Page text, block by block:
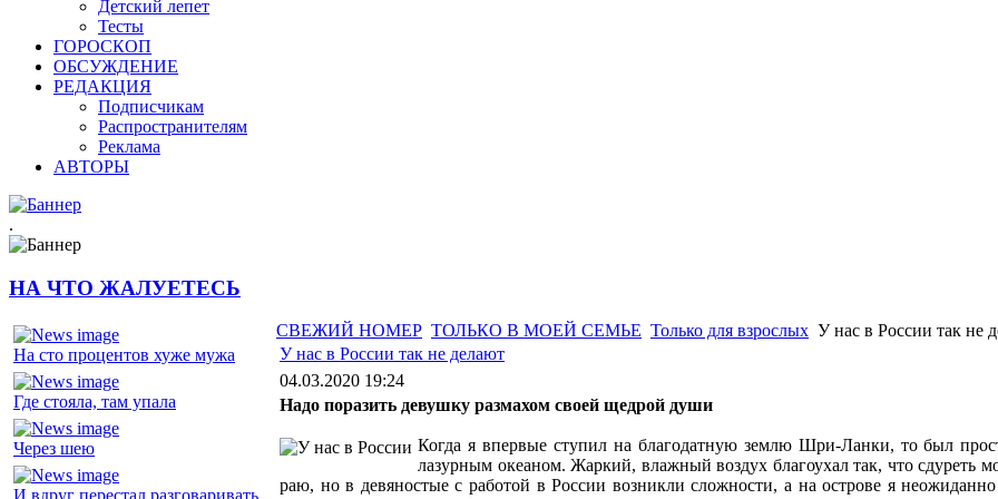
Детский лепет
Тесты
ГОРОСКОП
ОБСУЖДЕНИЕ
РЕДАКЦИЯ
Подписчикам
Распространителям
Реклама
АВТОРЫ
.
НА ЧТО ЖАЛУЕТЕСЬ
На сто процентов хуже мужа
Где стояла, там упала
Через шею
СВЕЖИЙ НОМЕР ТОЛЬКО В МОЕЙ СЕМЬЕ Только для взрослых У нас в России так не
У нас в России так не делают
04.03.2020 19:24
Надо поразить девушку размахом своей щедрой души
Когда я впервые ступил на благодатную землю Шри-Ланки, то был
лазурным океаном. Жаркий, влажный воздух благоухал так, что сдуреть
раю, но в девяностые с работой в России возникли сложности, а на острове я